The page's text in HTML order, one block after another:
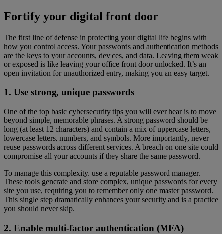
Fortify your digital front door
The first line of defense in protecting your digital life begins with
how you control access. Your passwords and authentication methods
are the keys to your accounts, devices, and data. Leaving them weak
or exposed is like leaving your office front door unlocked. It’s an
open invitation for unauthorized entry, making you an easy target.
1. Use strong, unique passwords
One of the top basic cybersecurity tips you will ever hear is to move
beyond simple, memorable phrases. A strong password should be
long (at least 12 characters) and contain a mix of uppercase letters,
lowercase letters, numbers, and symbols. More importantly, never
reuse passwords across different services. A breach on one site could
compromise all your accounts if they share the same password.
To manage this complexity, use a reputable password manager.
These tools generate and store complex, unique passwords for every
site you use, requiring you to remember only one master password.
This single step dramatically enhances your security and is a practice
you should never skip.
2. Enable multi-factor authentication (MFA)